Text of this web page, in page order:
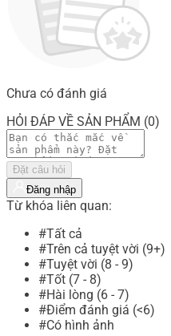
Chưa có đánh giá
HỎI ĐÁP VỀ SẢN PHẨM (0)
Đặt câu hỏi
Đăng nhập
Từ khóa liên quan:
#Tất cả
#Trên cả tuyệt vời (9+)
#Tuyệt vời (8 - 9)
#Tốt (7 - 8)
#Hài lòng (6 - 7)
#Điểm đánh giá (<6)
#Có hình ảnh